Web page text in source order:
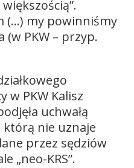
(…) my powinniśmy
(w PKW – przyp.
w PKW Kalisz
uchwałą
nie uznaje
przez sędziów
„neo-KRS”.